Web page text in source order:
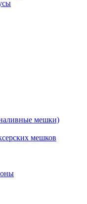
мешки)
мешков